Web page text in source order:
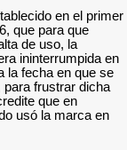
en el primer
que para que
de uso, la
ininterrumpida en
la fecha en que se
para frustrar dicha
que en
usó la marca en